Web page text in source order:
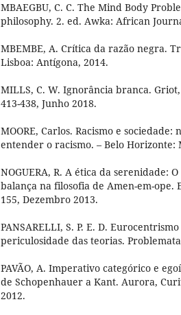
MBAEGBU, C. C. The Mind Body
philosophy. 2. ed. Awka: African
MBEMBE, A. Crítica da razão negra.
Lisboa: Antígona, 2014.
MILLS, C. W. Ignorância branca.
413-438, Junho 2018.
MOORE, Carlos. Racismo e
entender o racismo. – Belo Horizonte:
NOGUERA, R. A ética da serenidade:
balança na filosofia de Amen-em-ope.
155, Dezembro 2013.
PANSARELLI, S. P. E. D.
periculosidade das teorias.
PAVÃO, A. Imperativo categórico e
de Schopenhauer a Kant. Aurora,
2012.